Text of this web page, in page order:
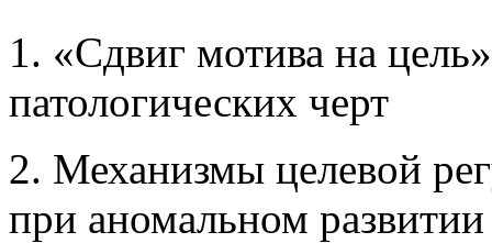
1. «Сдвиг мотива на
патологических черт
2. Механизмы целевой
при аномальном развитии